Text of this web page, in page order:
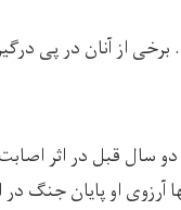
از آنان در پی
سال قبل در اثر
او پایان جنگ در